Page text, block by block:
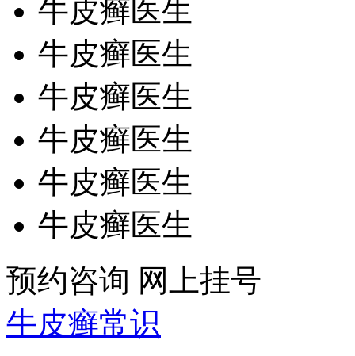
牛皮癣医生
牛皮癣医生
牛皮癣医生
牛皮癣医生
牛皮癣医生
牛皮癣医生
预约咨询 网上挂号
牛皮癣常识